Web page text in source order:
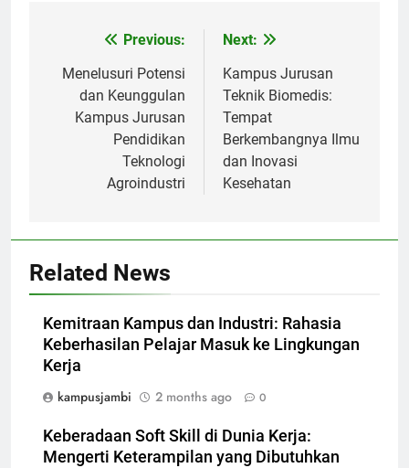
navigation
Previous:
Menelusuri Potensi
dan Keunggulan
Kampus Jurusan
Pendidikan
Teknologi
Agroindustri
Next:
Kampus Jurusan
Teknik Biomedis:
Tempat
Berkembangnya Ilmu
dan Inovasi
Kesehatan
Related News
Kemitraan Kampus dan Industri: Rahasia
Keberhasilan Pelajar Masuk ke Lingkungan
Kerja
kampusjambi
2 months ago 0
Keberadaan Soft Skill di Dunia Kerja:
Mengerti Keterampilan yang Dibutuhkan